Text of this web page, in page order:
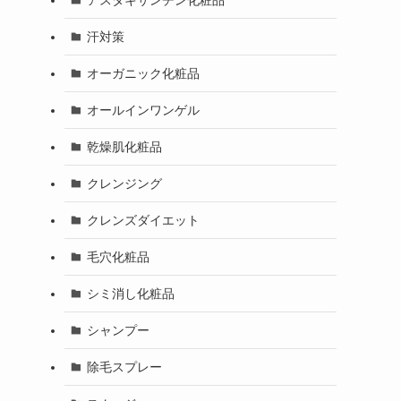
汗対策
オーガニック化粧品
オールインワンゲル
乾燥肌化粧品
クレンジング
クレンズダイエット
毛穴化粧品
シミ消し化粧品
シャンプー
除毛スプレー